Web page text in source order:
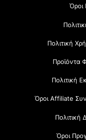
Πολιτική
Προϊόντα
Πολιτική
Όροι Affiliate
Πολιτική
Όροι